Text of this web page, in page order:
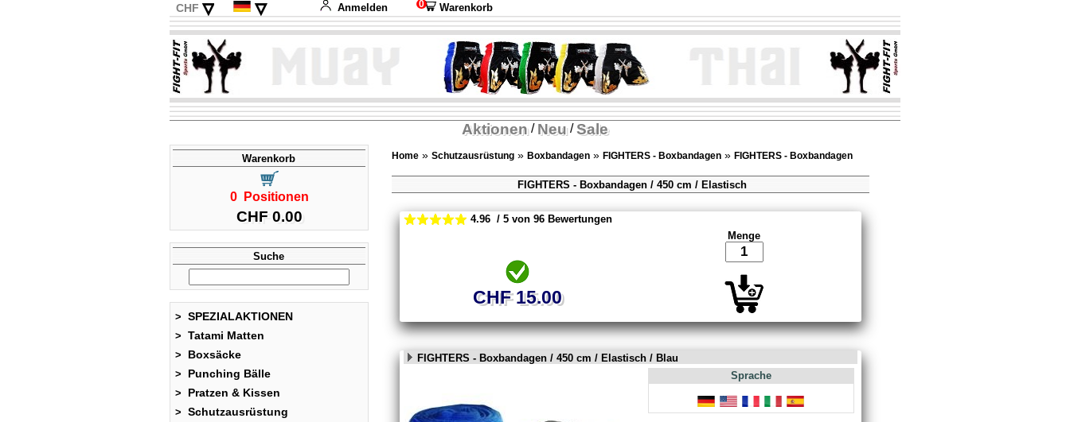
CHF ▿
EUR
USD
▿
English
Anmelden 0 Warenkorb
Aktionen/ Neu/Sale
Warenkorb
0 Positionen
CHF 0.00
Suche
> SPEZIALAKTIONEN
> Tatami Matten
> Boxsäcke
> Punching Bälle
> Pratzen & Kissen
> Schutzausrüstung
Home » Schutzausrüstung » Boxbandagen » FIGHTERS - Boxbandagen » FIGHTERS - Boxbandagen
FIGHTERS - Boxbandagen / 450 cm / Elastisch
4.96 / 5 von 96 Bewertungen
CHF 15.00
Menge
FIGHTERS - Boxbandagen / 450 cm / Elastisch / Blau
Sprache